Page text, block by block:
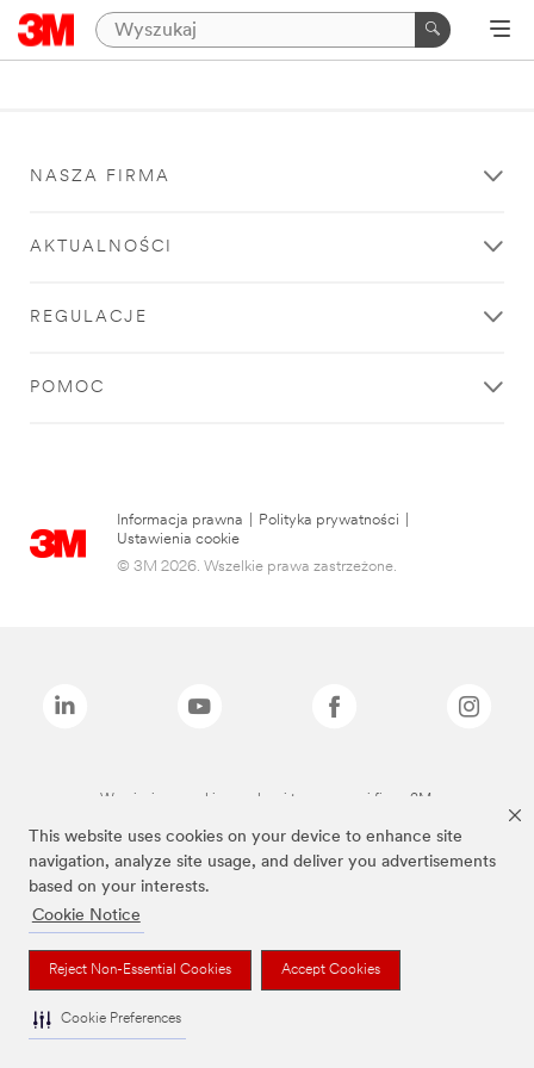
This website uses cookies on your device to enhance site
navigation, analyze site usage, and deliver you advertisements
based on your interests.
Cookie Notice
Reject Non-Essential Cookies Accept Cookies
Cookie Preferences
NASZA FIRMA
AKTUALNOŚCI
REGULACJE
POMOC
Informacja prawna Polityka prywatności
Ustawienia cookie
© 3M 2026. Wszelkie prawa zastrzeżone.
Wymienione marki są znakami towarowymi firmy 3M.